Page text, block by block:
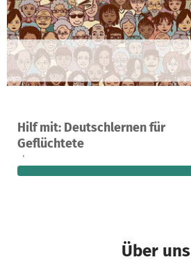
Hilf mit: Deutschlernen für
Geflüchtete
Ein Projekt in Hamburg, Deutschland
19
Über uns